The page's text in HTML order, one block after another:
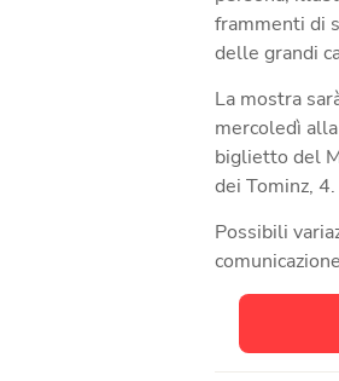
frammenti di
delle grandi
La mostra
mercoledì
biglietto del
dei Tominz, 4.
Possibili